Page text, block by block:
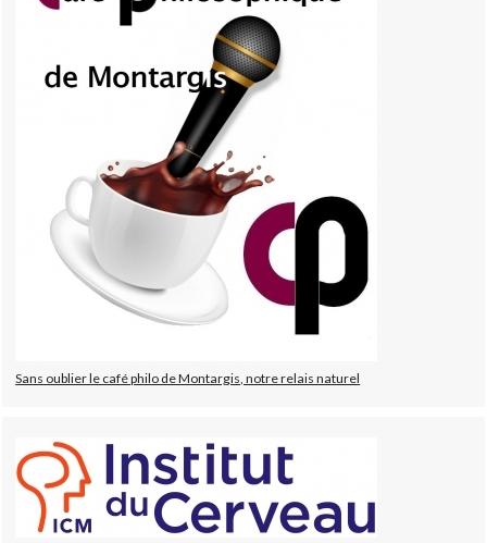
Sans oublier le café philo de Montargis, notre relais naturel